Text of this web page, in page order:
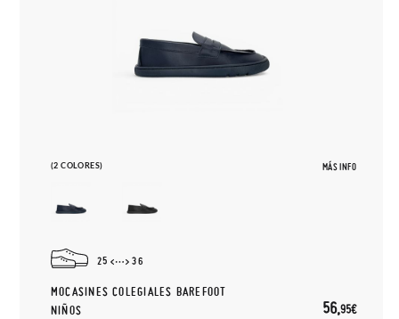
(2 COLORES) MÁS INFO
25 36
MOCASINES COLEGIALES BAREFOOT
NIÑOS
56,95€